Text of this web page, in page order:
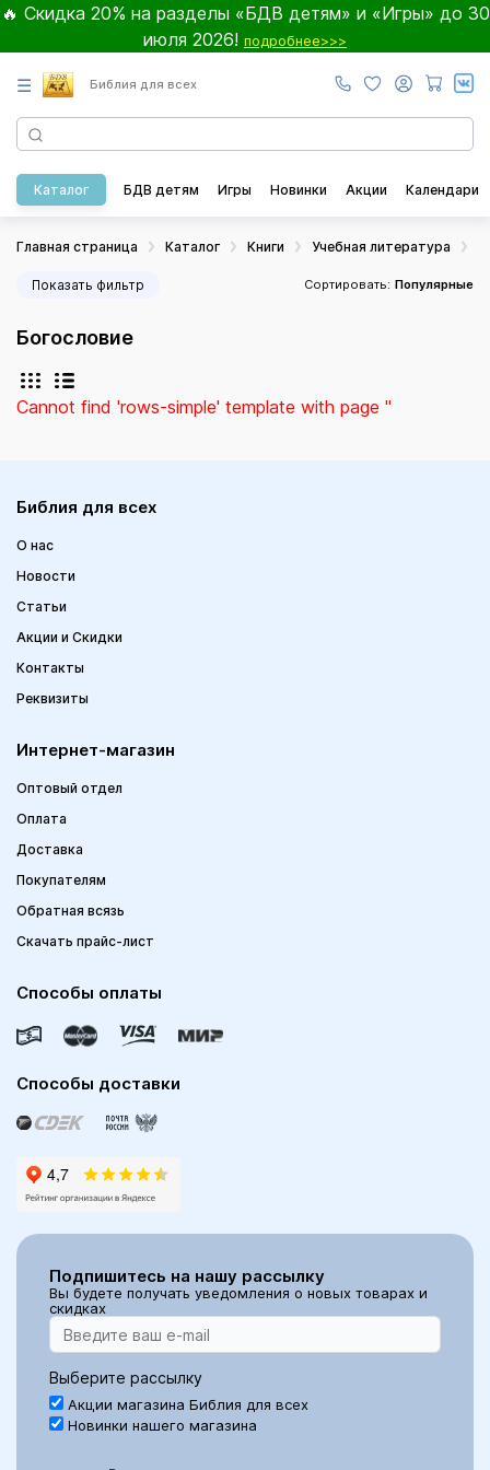
🔥 Скидка 20% на разделы «БДВ детям» и «Игры» до 30
июля 2026! подробнее>>>
☰ Библия для всех
Каталог БДВ детям Игры Новинки Акции Календари
Главная страница Каталог Книги Учебная литература
Показать фильтр Сортировать: Популярные
Богословие
Cannot find 'rows-simple' template with page ''
Библия для всех
О нас
Новости
Статьи
Акции и Скидки
Контакты
Реквизиты
Интернет-магазин
Оптовый отдел
Оплата
Доставка
Покупателям
Обратная всязь
Скачать прайс-лист
Способы оплаты
Способы доставки
Подпишитесь на нашу рассылку
Вы будете получать уведомления о новых товарах и
скидках
Выберите рассылку
Акции магазина Библия для всех
Новинки нашего магазина